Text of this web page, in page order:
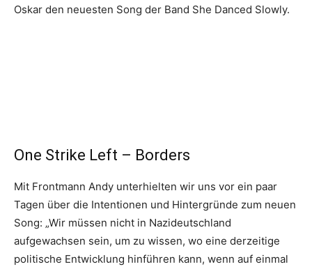
Oskar den neuesten Song der Band She Danced Slowly.
One Strike Left – Borders
Mit Frontmann Andy unterhielten wir uns vor ein paar
Tagen über die Intentionen und Hintergründe zum neuen
Song: „Wir müssen nicht in Nazideutschland
aufgewachsen sein, um zu wissen, wo eine derzeitige
politische Entwicklung hinführen kann, wenn auf einmal